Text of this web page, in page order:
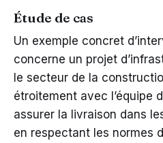
Étude de cas
Un exemple concret
concerne un projet
le secteur de la
étroitement avec l’équipe
assurer la livraison dans
en respectant les normes